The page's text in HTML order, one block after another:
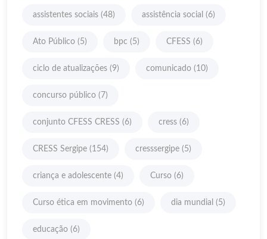
assistentes sociais (48) assistência social (6)
Ato Público (5) bpc (5) CFESS (6)
ciclo de atualizações (9) comunicado (10)
concurso público (7)
conjunto CFESS CRESS (6) cress (6)
CRESS Sergipe (154) cresssergipe (5)
criança e adolescente (4) Curso (6)
Curso ética em movimento (6) dia mundial (5)
educação (6)